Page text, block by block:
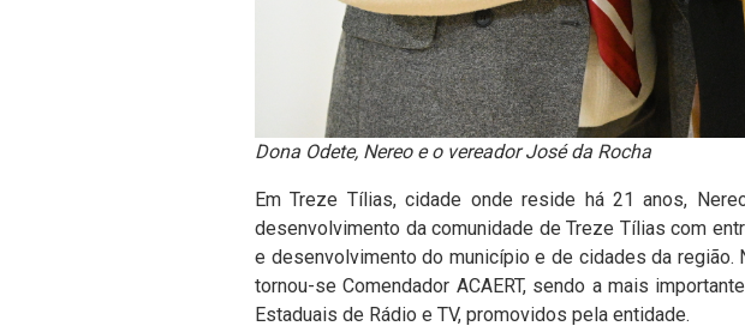
Dona Odete, Nereo e o vereadorJosé da Rocha
Em Treze Tílias, cidade onde reside há 21 anos,
desenvolvimento da comunidade de Treze Tílias com
e desenvolvimento do município e de cidades da região.
tornou-se Comendador ACAERT, sendo a mais
Estaduais de Rádio e TV, promovidos pela entidade.